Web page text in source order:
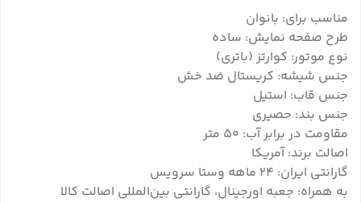
مناسب برای: بانوان
طرح صفحه نمایش: ساده
نوع موتور: کوارتز (باتری)
جنس شیشه: کریستال ضد خش
جنس قاب: استیل
جنس بند: حصیری
مقاومت در برابر آب: ۵۰ متر
اصالت برند: آمریکا
گارانتی ایران: ۲۴ ماهه وستا سرویس
به همراه: جعبه اورجینال، گارانتی بین‌المللی اصالت کالا